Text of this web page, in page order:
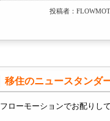
投稿者：
移住のニュースタンダ
フローモーションでお配りし